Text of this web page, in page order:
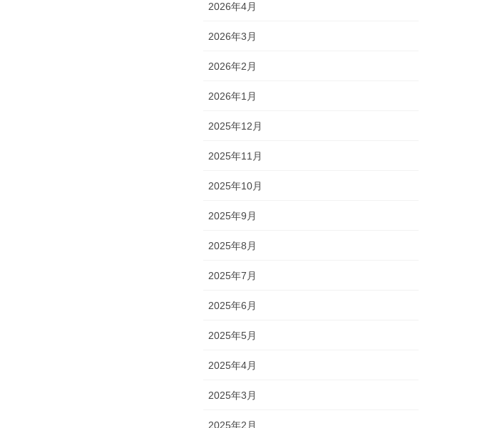
2026年4月
2026年3月
2026年2月
2026年1月
2025年12月
2025年11月
2025年10月
2025年9月
2025年8月
2025年7月
2025年6月
2025年5月
2025年4月
2025年3月
2025年2月